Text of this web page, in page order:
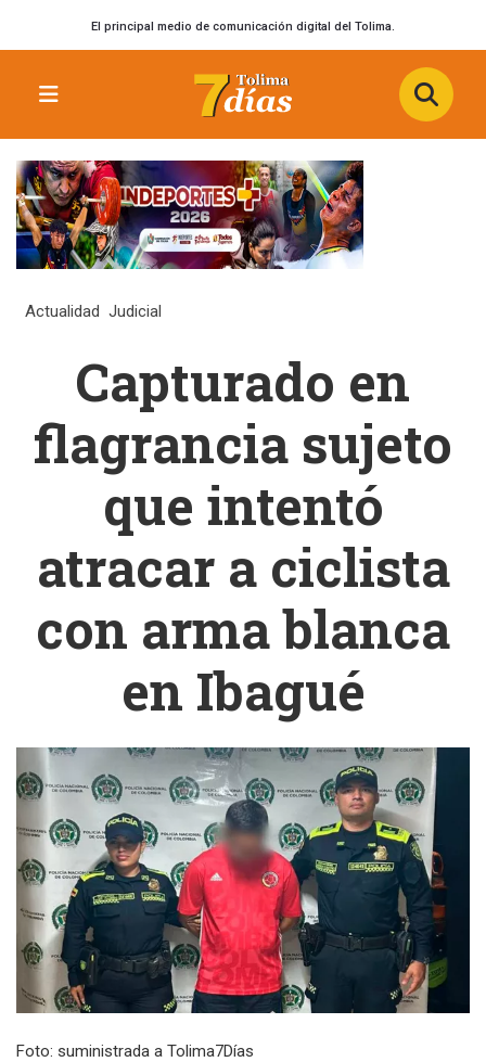
El principal medio de comunicación digital del Tolima.
Actualidad Judicial
Capturado en
flagrancia sujeto
que intentó
atracar a ciclista
con arma blanca
en Ibagué
Foto: suministrada a Tolima7Días